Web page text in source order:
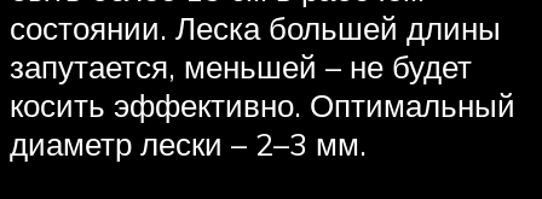
состоянии. Леска большей длины
запутается, меньшей – не будет
косить эффективно. Оптимальный
диаметр лески – 2–3 мм.